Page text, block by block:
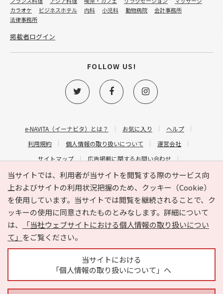
当サイトでは、利用者が当サイトを閲覧する際のサービス向
上およびサイトの利用状況把握のため、クッキー（Cookie）
を使用しています。当サイトでは閲覧を継続されることで、ク
ッキーの使用に同意されたものとみなします。詳細について
は、
「当社ウェブサイトにおける個人情報の取り扱いについ
て」 をご覧ください。
当サイトにおける
「個人情報の取り扱いについて」へ
e-NAVITA（イーナビタ）とは？ お気に入り
ヘルプ
利用規約
個人情報の取り扱いについて
運営会社
サイトマップ
広告掲載に関するお問い合わせ
サイトの内容に関するお問い合わせ
カラオケ
ビジネスホテル 内科 小児科 動物病院
会計事務所
法律事務所
掲載者ログイン
FOLLOW US!
Copyright © HYOJITO.Co.,Ltd. All Rights Reserved.